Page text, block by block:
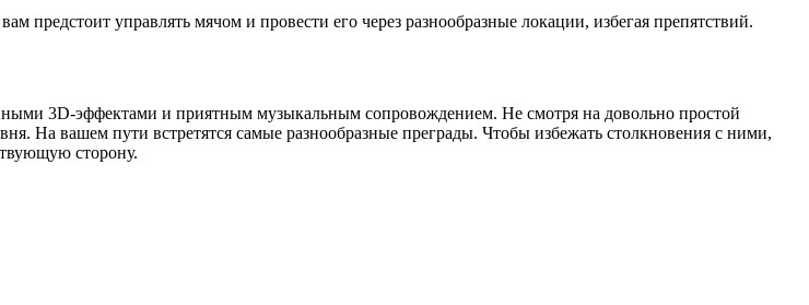
предстоит управлять мячом и провести его через разнообразные локации, избегая препятствий.
3D-эффектами и приятным музыкальным сопровождением. Не смотря на довольно простой
На вашем пути встретятся самые разнообразные преграды. Чтобы избежать столкновения с ними,
сторону.